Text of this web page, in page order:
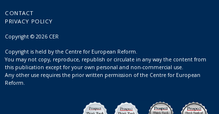
CONTACT
PRIVACY POLICY
Copyright © 2026 CER
Copyright is held by the Centre for European Reform.
You may not copy, reproduce, republish or circulate in any way the content from
this publication except for your own personal and non-commercial use.
Any other use requires the prior written permission of the Centre for European
Reform.